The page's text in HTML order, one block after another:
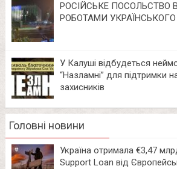
РОСІЙСЬКЕ ПОСОЛЬСТВО
РОБОТАМИ
У Калуші відбудеться
“Назламні” для підтримки
захисників
Головні новини
Україна отримала €3,47
Support Loan від